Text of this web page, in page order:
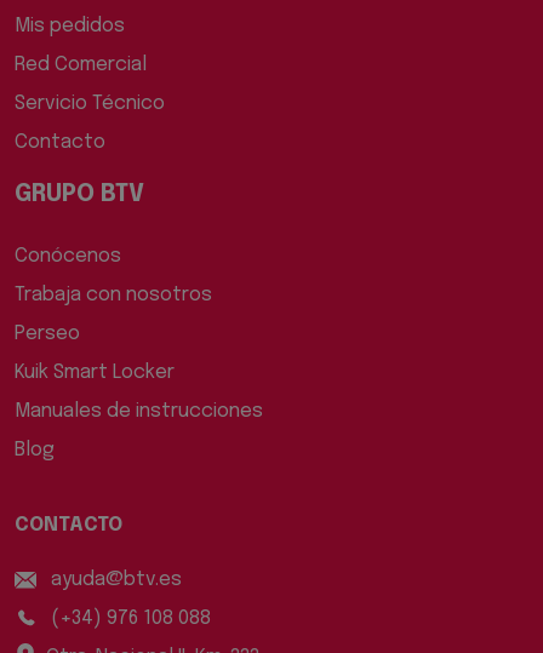
Mis pedidos
Red Comercial
Servicio Técnico
Contacto
GRUPO BTV
Conócenos
Trabaja con nosotros
Perseo
Kuik Smart Locker
Manuales de instrucciones
Blog
CONTACTO
ayuda@btv.es
(+34) 976 108 088